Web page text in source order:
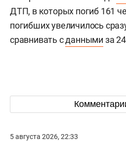
ДТП, в которых погиб 161
погибших увеличилось
сравнивать сданными за
5 августа 2026, 22:33